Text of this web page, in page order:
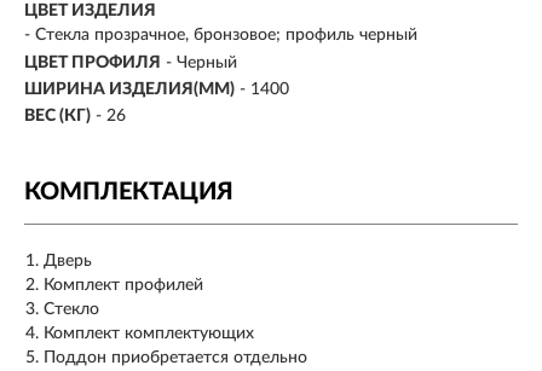
ЦВЕТ ИЗДЕЛИЯ
- Стекла прозрачное, бронзовое; профиль черный
ЦВЕТ ПРОФИЛЯ - Черный
ШИРИНА ИЗДЕЛИЯ(ММ) - 1400
ВЕС (КГ) - 26
КОМПЛЕКТАЦИЯ
Дверь
Комплект профилей
Стекло
Комплект комплектующих
Поддон приобретается отдельно